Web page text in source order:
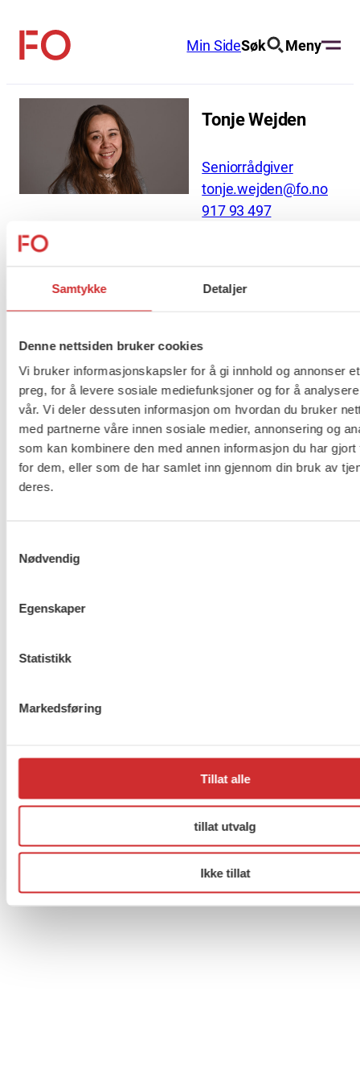
Samtykke Detaljer
Denne nettsiden bruker cookies
Vi bruker informasjonskapsler for å gi innhold og annonser
preg, for å levere sosiale mediefunksjoner og for å
vår. Vi deler dessuten informasjon om hvordan du bruker
med partnerne våre innen sosiale medier, annonsering og
som kan kombinere den med annen informasjon du har gjort
for dem, eller som de har samlet inn gjennom din bruk av
deres.
Nødvendig
Egenskaper
Statistikk
Markedsføring
Tillat alle
tillat utvalg
Ikke tillat
innhold
FO
Min SideSøk Meny
Tonje Wejden
Seniorrådgiver
tonje.wejden@fo.no
917 93 497
Seniorrådgiver, helse-, sosialpolitikk og
About us (English)
FO (Fellesorganisasjonen)
Mariboes gate 13
Pb. 4693 Sofienberg
0506 OSLO
kontor@fo.no
Nettredaktør: nettredaktor@fo.no
Fakturaadresser til FO sentralt og FOs avdelinger
Facebook